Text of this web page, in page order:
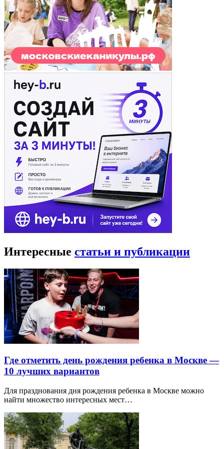
Интересные статьи и публикации
Где отметить день рождения ребенка в Москве —
10 лучших вариантов
Для празднования дня рождения ребенка в Москве можно
найти множество интересных мест…